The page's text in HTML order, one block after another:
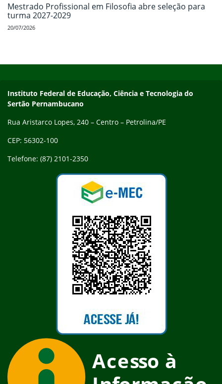
Mestrado Profissional em Filosofia abre seleção para
turma 2027-2029
20/07/2026
Endereço
Instituto Federal de Educação, Ciência e Tecnologia do
Sertão Pernambucano
Rua Aristarco Lopes, 240 – Centro – Petrolina/PE
CEP: 56302-100
Telefone: (87) 2101-2350